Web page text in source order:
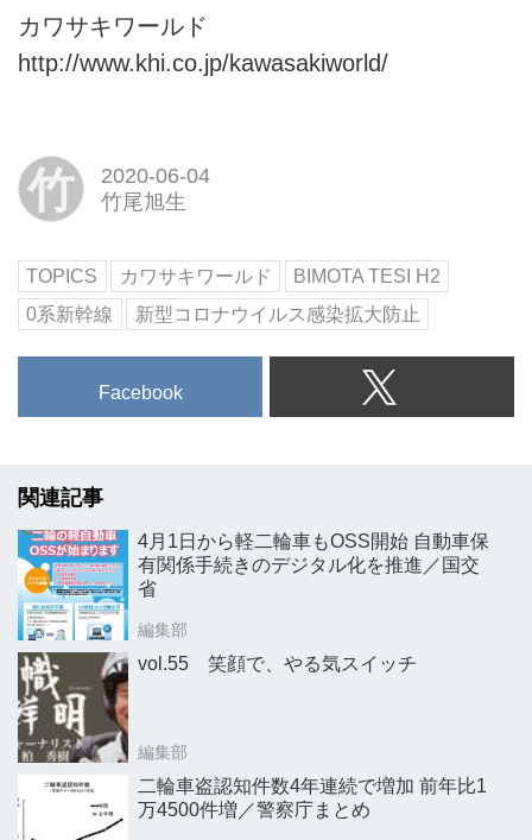
カワサキワールド
http://www.khi.co.jp/kawasakiworld/
竹
2020-06-04
竹尾旭生
TOPICS カワサキワールド
BIMOTA TESI H2
0系新幹線
新型コロナウイルス感染拡大防止
Facebook
関連記事
4月1日から軽二輪車もOSS開始 自動車保
有関係手続きのデジタル化を推進／国交
省
編集部
vol.55 笑顔で、やる気スイッチ
編集部
二輪車盗認知件数4年連続で増加 前年比1
万4500件増／警察庁まとめ